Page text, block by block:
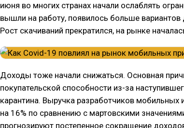
июня во многих странах начали ослаблять
вышли на работу, появилось больше вариантов
Рост скачиваний прекратился, на рынке
Доходы тоже начали снижаться. Основная
покупательской способности из-за
карантина. Выручка разработчиков мобильных
на 16% по сравнению с мартовскими
прогнозируют постепенное сокращение